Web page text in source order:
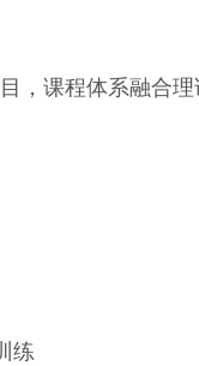
，课程体系融合
练